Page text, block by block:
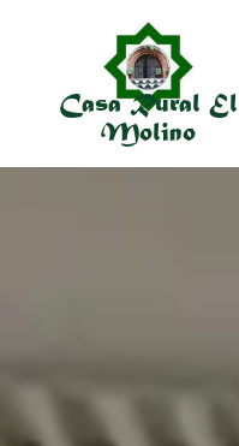
Casa Rural El
Molino